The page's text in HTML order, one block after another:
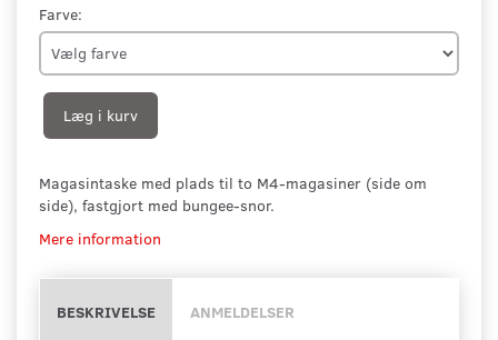
Farve:
Læg i kurv
Magasintaske med plads til to M4-magasiner (side om
side), fastgjort med bungee-snor.
Mere information
BESKRIVELSE ANMELDELSER